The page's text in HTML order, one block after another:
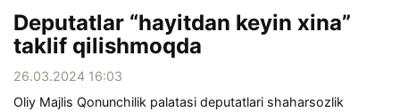
Deputatlar “hayitdan keyin xina”
taklif qilishmoqda
26.03.2024 16:03
Oliy Majlis Qonunchilik palatasi deputatlari shaharsozlik